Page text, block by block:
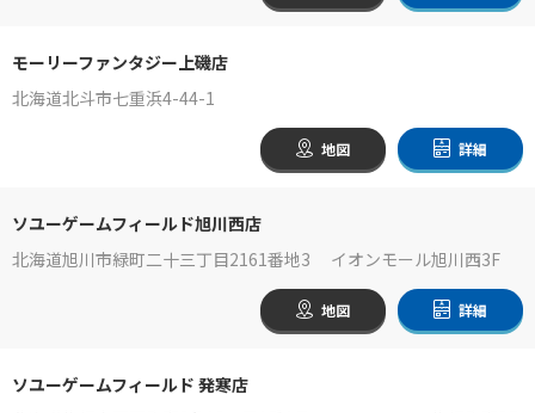
モーリーファンタジー上磯店
北海道北斗市七重浜4-44-1
地図 詳細
ソユーゲームフィールド旭川西店
北海道旭川市緑町二十三丁目2161番地3 イオンモール旭川西3F
地図 詳細
ソユーゲームフィールド 発寒店